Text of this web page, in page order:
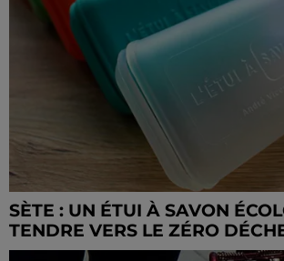
SÈTE : UN ÉTUI À SAVON
TENDRE VERS LE ZÉRO